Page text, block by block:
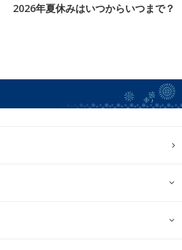
2026年夏休みはいつからいつまで？